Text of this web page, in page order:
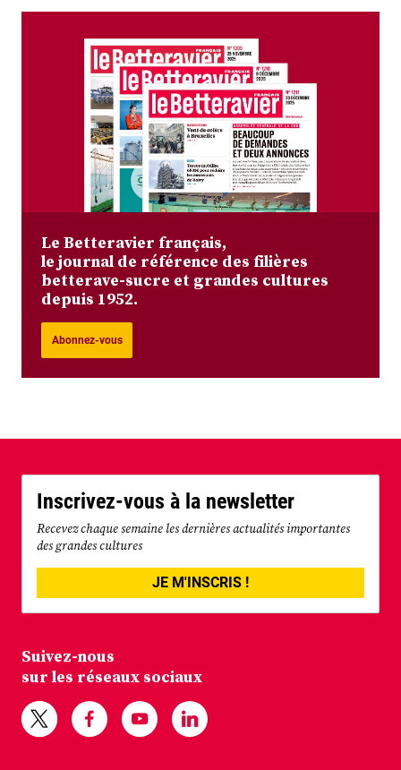
Le Betteravier français,
le journal de référence des filières
betterave-sucre et grandes cultures
depuis 1952.
Abonnez-vous
Inscrivez-vous à la newsletter
Recevez chaque semaine les dernières actualités importantes
des grandes cultures
JE M'INSCRIS !
Suivez-nous
sur les réseaux sociaux